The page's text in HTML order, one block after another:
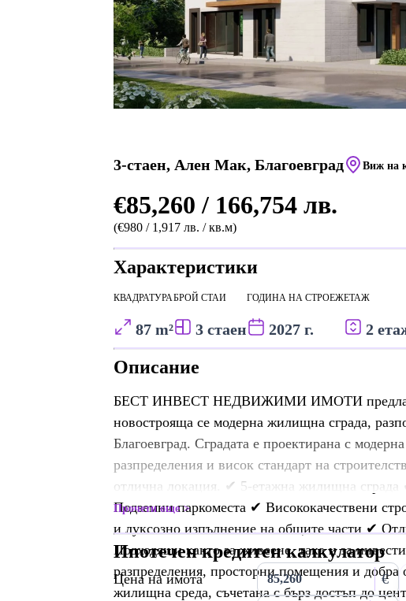
3-стаен, Ален Мак, Благоевград Виж на
€85,260 / 166,754 лв.
(€980 / 1,917 лв. / кв.м)
Характеристики
КВАДРАТУРА
87 m²
БРОЙ СТАИ
3 стаен
ГОДИНА НА СТРОЕЖ
2027 г.
ЕТАЖ
2
Описание
БЕСТ ИНВЕСТ НЕДВИЖИМИ ИМОТИ предлага
новострояща се модерна жилищна сграда,
Благоевград. Сградата е проектирана с
разпределения и висок стандарт на
отлична локация. ✔ 5-етажна жилищна
Подземни паркоместа ✔ Висококачествени
и луксозно изпълнение на общите части ✔
Подходящи както за живеене, така и за
разпределения, просторни помещения и добра
жилищна среда, съчетана с бърз достъп до
Прочети още
Ипотечен кредитен калкулатор
Цена на имота €